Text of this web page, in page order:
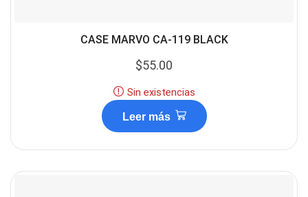
CASE MARVO CA-119 BLACK
$55.00
Sin existencias
Leer más